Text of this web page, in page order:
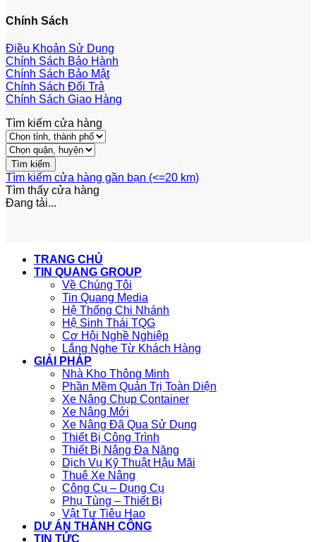
Chính Sách
Điều Khoản Sử Dụng
Chính Sách Bảo Hành
Chính Sách Bảo Mật
Chính Sách Đổi Trả
Chính Sách Giao Hàng
Tìm kiếm cửa hàng
Tìm kiếm cửa hàng gần bạn (<=20 km)
Tìm thấy cửa hàng
Đang tải...
TRANG CHỦ
TIN QUANG GROUP
Về Chúng Tôi
Tin Quang Media
Hệ Thống Chi Nhánh
Hệ Sinh Thái TQG
Cơ Hội Nghề Nghiệp
Lắng Nghe Từ Khách Hàng
GIẢI PHÁP
Nhà Kho Thông Minh
Phần Mềm Quản Trị Toàn Diện
Xe Nâng Chụp Container
Xe Nâng Mới
Xe Nâng Đã Qua Sử Dụng
Thiết Bị Công Trình
Thiết Bị Nâng Đa Năng
Dịch Vụ Kỹ Thuật Hậu Mãi
Thuê Xe Nâng
Công Cụ – Dụng Cụ
Phụ Tùng – Thiết Bị
Vật Tư Tiêu Hao
DỰ ÁN THÀNH CÔNG
TIN TỨC